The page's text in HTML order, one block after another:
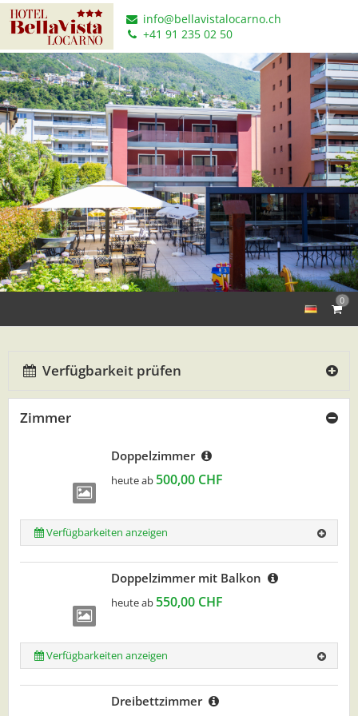
info@bellavistalocarno.ch
+41 91 235 02 50
0
Verfügbarkeit prüfen
Zimmer
Doppelzimmer
heute ab 500,00 CHF
Verfügbarkeiten anzeigen
Doppelzimmer mit Balkon
heute ab 550,00 CHF
Verfügbarkeiten anzeigen
Dreibettzimmer